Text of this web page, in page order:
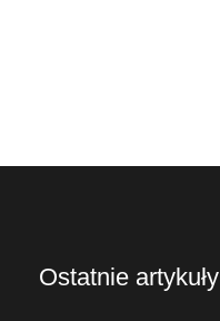
Ostatnie artykuły